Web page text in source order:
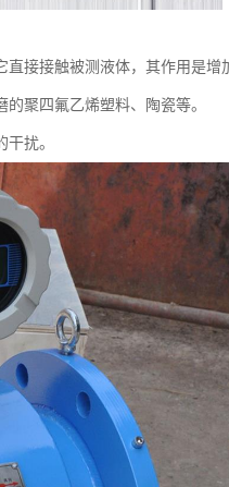
接接触被测液体，其作用是增
聚四氟乙烯塑料、陶瓷等。
扰。